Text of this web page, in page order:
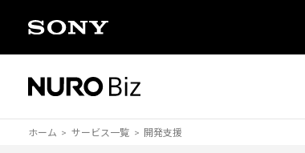
ホーム サービス一覧 開発支援